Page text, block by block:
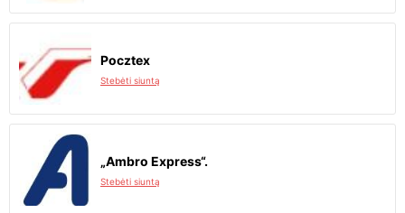
Pocztex
Stebėti siuntą
„Ambro Express“.
Stebėti siuntą